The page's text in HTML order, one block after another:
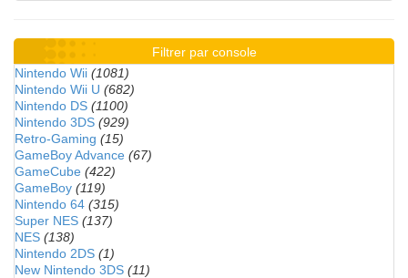
Filtrer par console
Nintendo Wii (1081)
Nintendo Wii U (682)
Nintendo DS (1100)
Nintendo 3DS (929)
Retro-Gaming (15)
GameBoy Advance (67)
GameCube (422)
GameBoy (119)
Nintendo 64 (315)
Super NES (137)
NES (138)
Nintendo 2DS (1)
New Nintendo 3DS (11)